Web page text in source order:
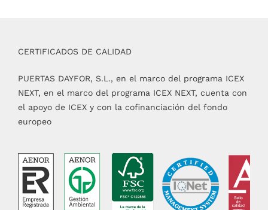
CERTIFICADOS DE CALIDAD
PUERTAS DAYFOR, S.L., en el marco del programa ICEX
NEXT, en el marco del programa ICEX NEXT, cuenta con
el apoyo de ICEX y con la cofinanciación del fondo
europeo